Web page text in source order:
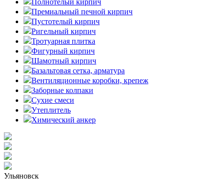
Полнотелый кирпич
Премиальный печной кирпич
Пустотелый кирпич
Ригельный кирпич
Тротуарная плитка
Фигурный кирпич
Шамотный кирпич
Базальтовая сетка, арматура
Вентиляционные коробки, крепеж
Заборные колпаки
Сухие смеси
Утеплитель
Химический анкер
Ульяновск